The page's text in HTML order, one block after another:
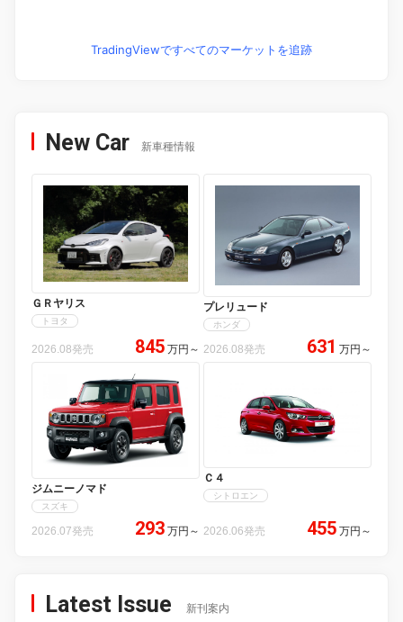
TradingViewですべてのマーケットを追跡
New Car 新車種情報
ＧＲヤリス
トヨタ
2026.08発売 845 万円 ～
プレリュード
ホンダ
2026.08発売 631 万円 ～
ジムニーノマド
スズキ
2026.07発売 293 万円 ～
Ｃ４
シトロエン
2026.06発売 455 万円 ～
Latest Issue 新刊案内